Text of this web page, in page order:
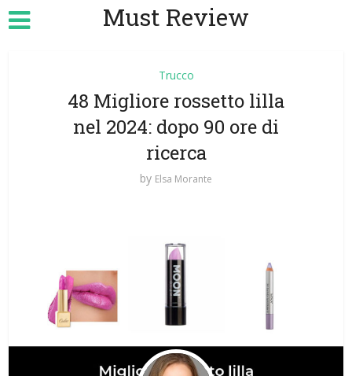
Must Review
Trucco
48 Migliore rossetto lilla
nel 2024: dopo 90 ore di
ricerca
by Elsa Morante